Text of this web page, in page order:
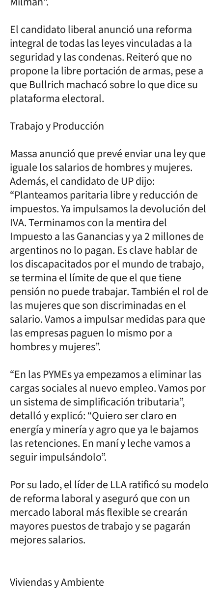
El candidato liberal anunció una reforma
integral de todas las leyes vinculadas a la
seguridad y las condenas. Reiteró que no
propone la libre portación de armas, pese a
que Bullrich machacó sobre lo que dice su
plataforma electoral.
Trabajo y Producción
Massa anunció que prevé enviar una ley que
iguale los salarios de hombres y mujeres.
Además, el candidato de UP dijo:
“Planteamos paritaria libre y reducción de
impuestos. Ya impulsamos la devolución del
IVA. Terminamos con la mentira del
Impuesto a las Ganancias y ya 2 millones de
argentinos no lo pagan. Es clave hablar de
los discapacitados por el mundo de trabajo,
se termina el límite de que el que tiene
pensión no puede trabajar. También el rol de
las mujeres que son discriminadas en el
salario. Vamos a impulsar medidas para que
las empresas paguen lo mismo por a
hombres y mujeres”.
“En las PYMEs ya empezamos a eliminar las
cargas sociales al nuevo empleo. Vamos por
un sistema de simplificación tributaria”,
detalló y explicó: “Quiero ser claro en
energía y minería y agro que ya le bajamos
las retenciones. En maní y leche vamos a
seguir impulsándolo”.
Por su lado, el líder de LLA ratificó su modelo
de reforma laboral y aseguró que con un
mercado laboral más flexible se crearán
mayores puestos de trabajo y se pagarán
mejores salarios.
Viviendas y Ambiente